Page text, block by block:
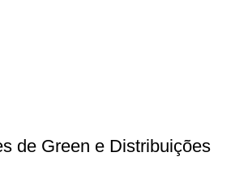
de Green e Distribuições